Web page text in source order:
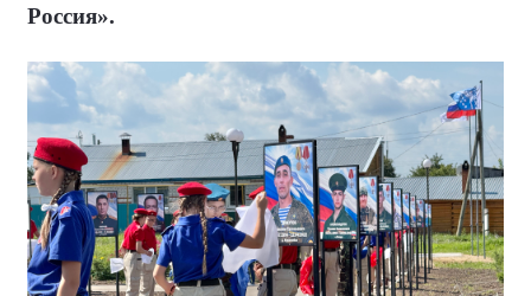
Россия».